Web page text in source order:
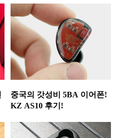
중국의 갓성비 5BA 이어폰!
KZ AS10 후기!